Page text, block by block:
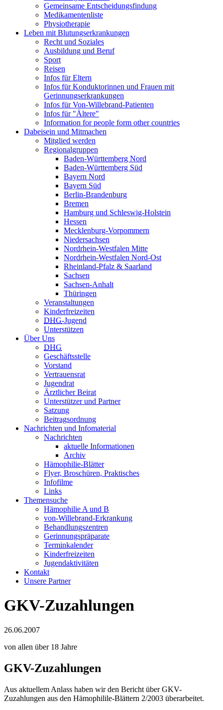
Gemeinsame Entscheidungsfindung
Medikamentenliste
Physiotherapie
Leben mit Blutungserkrankungen
Recht und Soziales
Ausbildung und Beruf
Sport
Reisen
Infos für Eltern
Infos für Konduktorinnen und Frauen mit
Gerinnungserkrankungen
Infos für Von-Willebrand-Patienten
Infos für "Ältere"
Information for people form other countries
Dabeisein und Mitmachen
Mitglied werden
Regionalgruppen
Baden-Württemberg Nord
Baden-Württemberg Süd
Bayern Nord
Bayern Süd
Berlin-Brandenburg
Bremen
Hamburg und Schleswig-Holstein
Hessen
Mecklenburg-Vorpommern
Niedersachsen
Nordrhein-Westfalen Mitte
Nordrhein-Westfalen Nord-Ost
Rheinland-Pfalz & Saarland
Sachsen
Sachsen-Anhalt
Thüringen
Veranstaltungen
Kinderfreizeiten
DHG-Jugend
Unterstützen
Über Uns
DHG
Geschäftsstelle
Vorstand
Vertrauensrat
Jugendrat
Ärztlicher Beirat
Unterstützer und Partner
Satzung
Beitragsordnung
Nachrichten und Infomaterial
Nachrichten
aktuelle Informationen
Archiv
Hämophilie-Blätter
Flyer, Broschüren, Praktisches
Infofilme
Links
Themensuche
Hämophilie A und B
von-Willebrand-Erkrankung
Behandlungszentren
Gerinnungspräparate
Terminkalender
Kinderfreizeiten
Jugendaktivitäten
Kontakt
Unsere Partner
GKV-Zuzahlungen
26.06.2007
von allen über 18 Jahre
GKV-Zuzahlungen
Aus aktuellem Anlass haben wir den Bericht über GKV-
Zuzahlungen aus den Hämophilile-Blättern 2/2003 überarbeitet.